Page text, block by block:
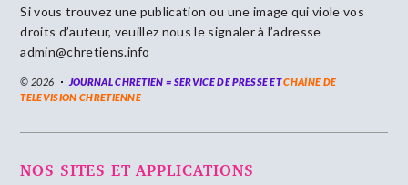
Si vous trouvez une publication ou une image qui viole vos
droits d’auteur, veuillez nous le signaler à l’adresse
admin@chretiens.info
© 2026 JOURNAL CHRÉTIEN = SERVICE DE PRESSE ETCHAÎNE DE
TELEVISION CHRETIENNE
NOS SITES ET APPLICATIONS